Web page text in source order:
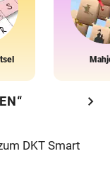
chevron_right